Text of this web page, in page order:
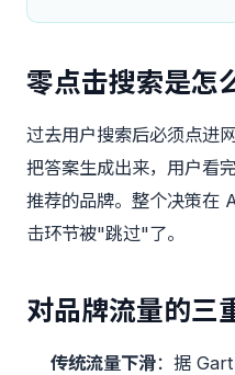
零点击搜索是怎
过去用户搜索后必须点进
把答案生成出来，用户看
推荐的品牌。整个决策在
击环节被"跳过"了。
对品牌流量的三
传统流量下滑：据